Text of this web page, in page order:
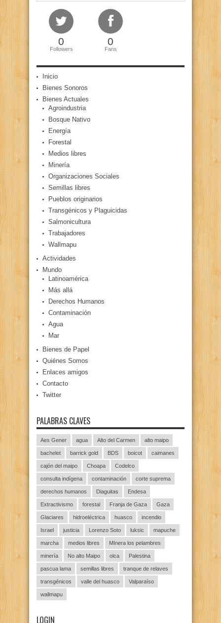
0
Followers
0
Fans
Inicio
Bienes Sonoros
Bienes Actuales
Agroindustria
Bosque Nativo
Energía
Forestal
Medios libres
Minería
Organizaciones Sociales
Semillas libres
Pueblos originarios
Transgénicos y Plaguicidas
Salmonicultura
Trabajadores
Wallmapu
Actividades
Mundo
Latinoamérica
Más allá
Derechos Humanos
Contaminación
Agua
Mar
Bienes de Papel
Quiénes Somos
Enlaces amigos
Contacto
Twitter
PALABRAS CLAVES
Aes Gener agua Alto del Carmen alto maipo
bachelet barrick gold BDS boicot caimanes
cajón del maipo Choapa Codelco
consulta indígena contaminación corte suprema
derechos humanos Diaguitas Endesa
Extractivismo forestal Franja de Gaza Gaza
Glaciares hidroeléctrica huasco incendio
Israel justicia Lorenzo Soto luksic mapuche
marcha medios libres MInera los pelambres
minería No alto Maipo olca Palestina
pascua lama semillas libres tranque de relaves
transgénicos valle del huasco Valparaíso
wallmapu
LOGIN